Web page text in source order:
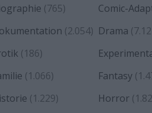
(765) Comic-
(2.054) Drama
(186)
(1.066) Fantasy
(1.229) Horror